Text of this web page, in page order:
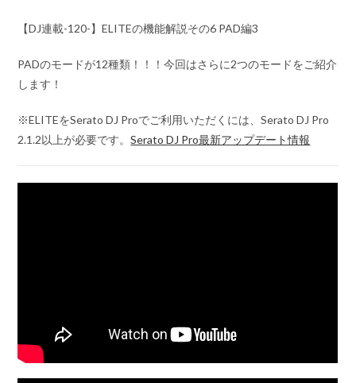
【DJ連載-120-】ELITEの機能解説その6 PAD編3
PADのモードが12種類！！！今回はさらに2つのモードをご紹介
します！
※ELITEをSerato DJ Proでご利用いただくには、Serato DJ Pro
2.1.2以上が必要です。Serato DJ Pro最新アップデート情報